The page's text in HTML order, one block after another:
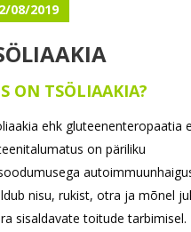
08/2019
ON TSÖLIAAKIA?
ehk gluteenenteropaatia
on päriliku
nisu, rukist, otra ja mõnel
sisaldavate toitude tarbimisel.